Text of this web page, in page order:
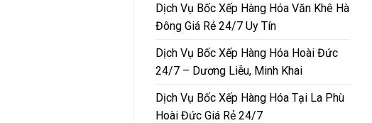
Dịch Vụ Bốc Xếp Hàng Hóa Văn Khê Hà
Đông Giá Rẻ 24/7 Uy Tín
Dịch Vụ Bốc Xếp Hàng Hóa Hoài Đức
24/7 – Dương Liễu, Minh Khai
Dịch Vụ Bốc Xếp Hàng Hóa Tại La Phù
Hoài Đức Giá Rẻ 24/7